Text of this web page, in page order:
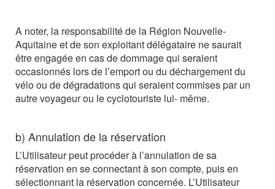
A noter, la responsabilitéde la Région Nouvelle-
Aquitaine et de son exploitant délégataire nesaurait
êtreengagéeen casdedommage qui seraient
occasionnés lors de l’emport ou du déchargement du
vélo ou de dégradations qui seraient commises par un
autre voyageur ou le cyclotouriste lui- même.
b) Annulation de la réservation
L’Utilisateur peut procéder à l’annulation de sa
réservation en se connectant à son compte, puis en
sélectionnant la réservation concernée. L’Utilisateur